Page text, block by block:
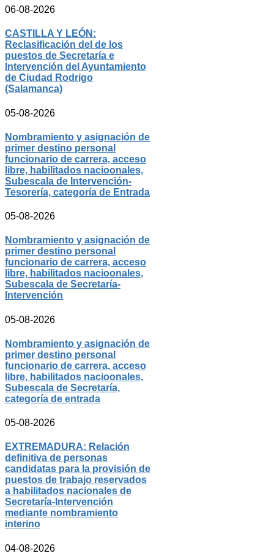
06-08-2026
CASTILLA Y LEÓN:
Reclasificación del de los
puestos de Secretaría e
Intervención del Ayuntamiento
de Ciudad Rodrigo
(Salamanca)
05-08-2026
Nombramiento y asignación de
primer destino personal
funcionario de carrera, acceso
libre, habilitados nacioonales,
Subescala de Intervención-
Tesorería, categoría de Entrada
05-08-2026
Nombramiento y asignación de
primer destino personal
funcionario de carrera, acceso
libre, habilitados nacioonales,
Subescala de Secretaría-
Intervención
05-08-2026
Nombramiento y asignación de
primer destino personal
funcionario de carrera, acceso
libre, habilitados nacioonales,
Subescala de Secretaría,
categoría de entrada
05-08-2026
EXTREMADURA: Relación
definitiva de personas
candidatas para la provisión de
puestos de trabajo reservados
a habilitados nacionales de
Secretaría-Intervención
mediante nombramiento
interino
04-08-2026